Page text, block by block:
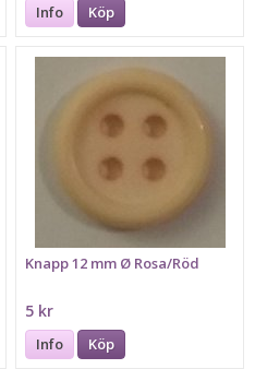
Info Köp
Knapp 12 mm Ø Rosa/Röd
5 kr
Info Köp